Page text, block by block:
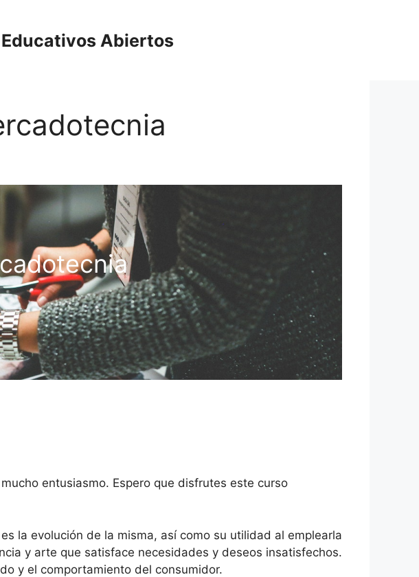
Abiertos
entusiasmo. Espero que disfrutes este curso
la evolución de la misma, así como su utilidad al emplearla
y arte que satisface necesidades y deseos insatisfechos.
y el comportamiento del consumidor.